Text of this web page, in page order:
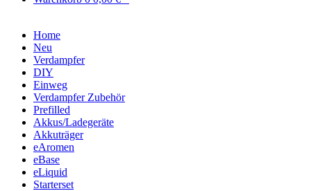
Home
Neu
Verdampfer
DIY
Einweg
Verdampfer Zubehör
Prefilled
Akkus/Ladegeräte
Akkuträger
eAromen
eBase
eLiquid
Starterset